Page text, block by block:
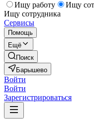
Ищу работу
Ищу
Ищу сотрудника
Сервисы
Помощь
Ещё
Поиск
Барышево
Войти
Войти
Зарегистрироваться